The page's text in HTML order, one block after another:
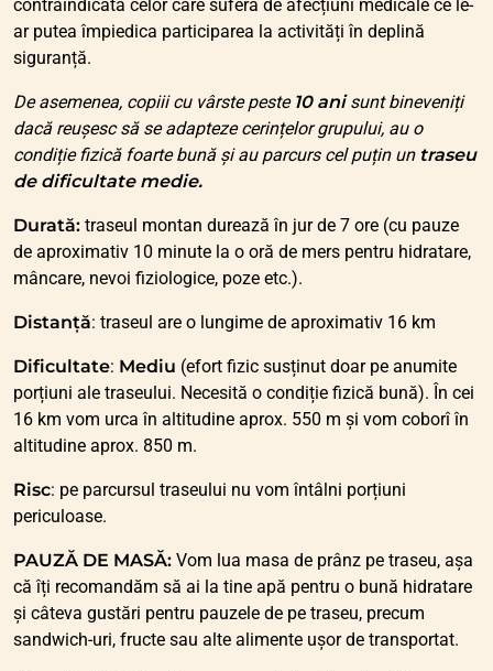
contraindicată celor care suferă de afecțiuni medicale ce le-
ar putea împiedica participarea la activități în deplină
siguranță.
De asemenea, copiii cu vârste peste 10 anisunt bineveniți
dacă reușesc să se adapteze cerințelor grupului, au o
condiție fizică foarte bună și au parcurs cel puțin un traseu
de dificultate medie.
Durată: traseul montan durează în jur de 7 ore (cu pauze
de aproximativ 10 minute la o oră de mers pentru hidratare,
mâncare, nevoi fiziologice, poze etc.).
Distanță: traseul are o lungime de aproximativ 16 km
Dificultate: Mediu (efort fizic susținut doar pe anumite
porțiuni ale traseului. Necesită o condiție fizică bună). În cei
16 km vom urca în altitudine aprox. 550 m și vom coborî în
altitudine aprox. 850 m.
Risc: pe parcursul traseului nu vom întâlni porțiuni
periculoase.
PAUZĂ DE MASĂ: Vom lua masa de prânz pe traseu, așa
că îți recomandăm să ai la tine apă pentru o bună hidratare
și câteva gustări pentru pauzele de pe traseu, precum
sandwich-uri, fructe sau alte alimente ușor de transportat.